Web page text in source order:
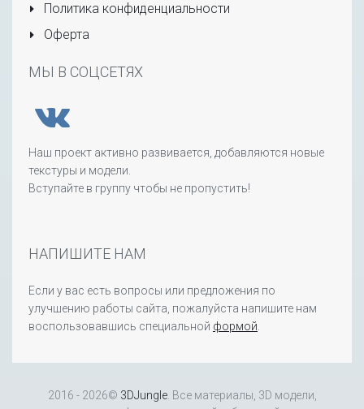
Политика конфиденциальности
Оферта
МЫ В СОЦСЕТЯХ
Наш проект активно развивается, добавляются новые
текстуры и модели.
Вступайте в группу чтобы не пропустить!
НАПИШИТЕ НАМ
Если у вас есть вопросы или предложения по
улучшению работы сайта, пожалуйста напишите нам
воспользовавшись специальной формой
2016 - 2026© 3DJungle. Все материалы, 3D модели,